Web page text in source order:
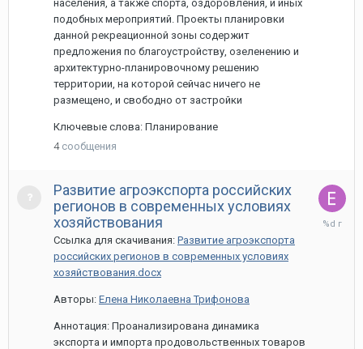
населения, а также спорта, оздоровления, и иных
подобных мероприятий. Проекты планировки
данной рекреационной зоны содержит
предложения по благоустройству, озеленению и
архитектурно-планировочному решению
территории, на которой сейчас ничего не
размещено, и свободно от застройки
Ключевые слова: Планирование
4 сообщения
Развитие агроэкспорта российских
регионов в современных условиях
хозяйствования
Ссылка для скачивания: Развитие агроэкспорта
российских регионов в современных условиях
хозяйствования.docx
Авторы: Елена Николаевна Трифонова
Аннотация: Проанализирована динамика
экспорта и импорта продовольственных товаров
12